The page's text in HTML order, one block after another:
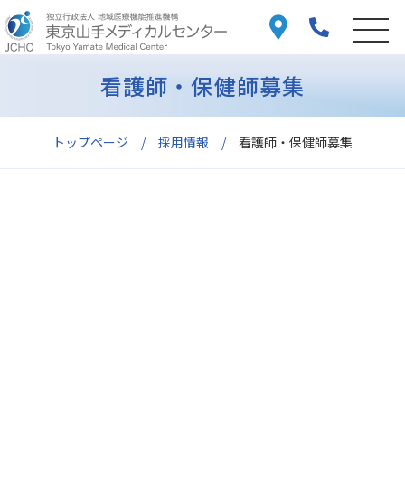
トップページ 採用情報 看護師・保健師募集
看護師・保健師募集